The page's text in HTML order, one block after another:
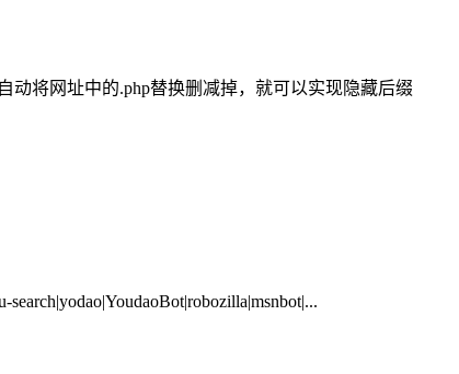
动将网址中的.php替换删减掉，就可以实现隐藏后缀